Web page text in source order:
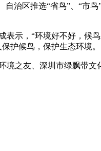
治区推选“省鸟”、“市
示，“环境好不好，候
护候鸟，保护生态环境。
之友、深圳市绿飘带